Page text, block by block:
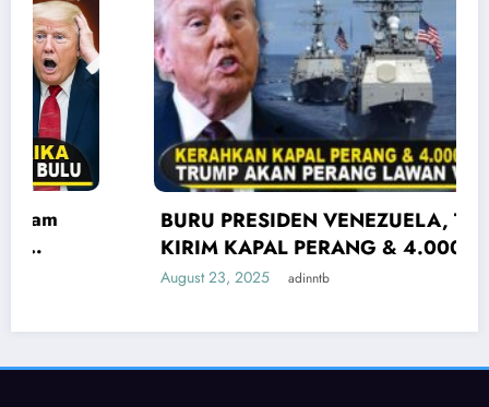
BURU PRESIDEN VENEZUELA, TRUMP
KIRIM KAPAL PERANG & 4.000 TENTARA!
Fakta Konflik AS vs Venezuela
adinntb